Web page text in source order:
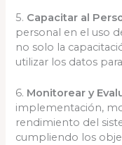
5. Capacitar al
personal en el uso
no solo la
utilizar los datos
6. Monitorear y
implementación,
rendimiento del
cumpliendo los